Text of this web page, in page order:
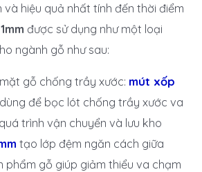
hiệu quả nhất tính đến thời điểm
được sử dụng như một loại
ngành gỗ như sau:
gỗ chống trầy xước: mút xốp
để bọc lót chống trầy xước va
trình vận chuyển và lưu kho
tạo lớp đệm ngăn cách giữa
phẩm gỗ giúp giảm thiểu va chạm